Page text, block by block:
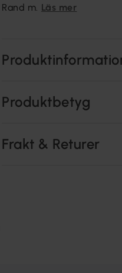
Rand m. Läs mer
Produktbetyg
Frakt & Returer